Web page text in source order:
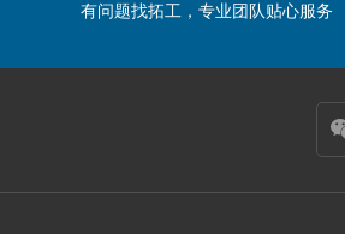
有问题找拓工，专业团队贴心服务